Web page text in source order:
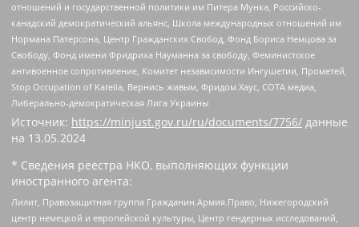
отношений и государственной политики им Питера Мунка, Российско-
канадский демократический альянс, Школа международных отношений им
Нормана Патерсона, Центр Гражданских Свобод, Фонд Бориса Немцова за
Свободу, Фонд имени Фридриха Науманна за свободу, Феминистское
антивоенное сопротивление, Комитет независимости Ингушетии, Прометей,
Stop Occupation of Karelia, Вернись живым, Фридом Хаус, СОТА медиа,
Либерально-демократическая Лига Украины
Источник: https://minjust.gov.ru/ru/documents/7756/ данные
на 13.05.2024
* Сведения реестра НКО, выполняющих функции
иностранного агента:
Лилит, Правозащитная группа Гражданин.Армия.Право, Нижегородский
центр немецкой и европейской культуры, Центр гендерных исследований,